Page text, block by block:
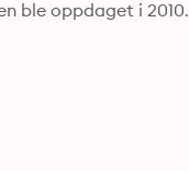
ble oppdaget i 2010.